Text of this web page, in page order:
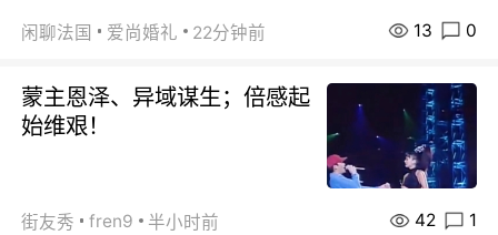
闲聊法国 爱尚婚礼 22分钟前 13 0
蒙主恩泽、异域谋生；倍感起
始维艰！
街友秀 fren9 半小时前 42 1